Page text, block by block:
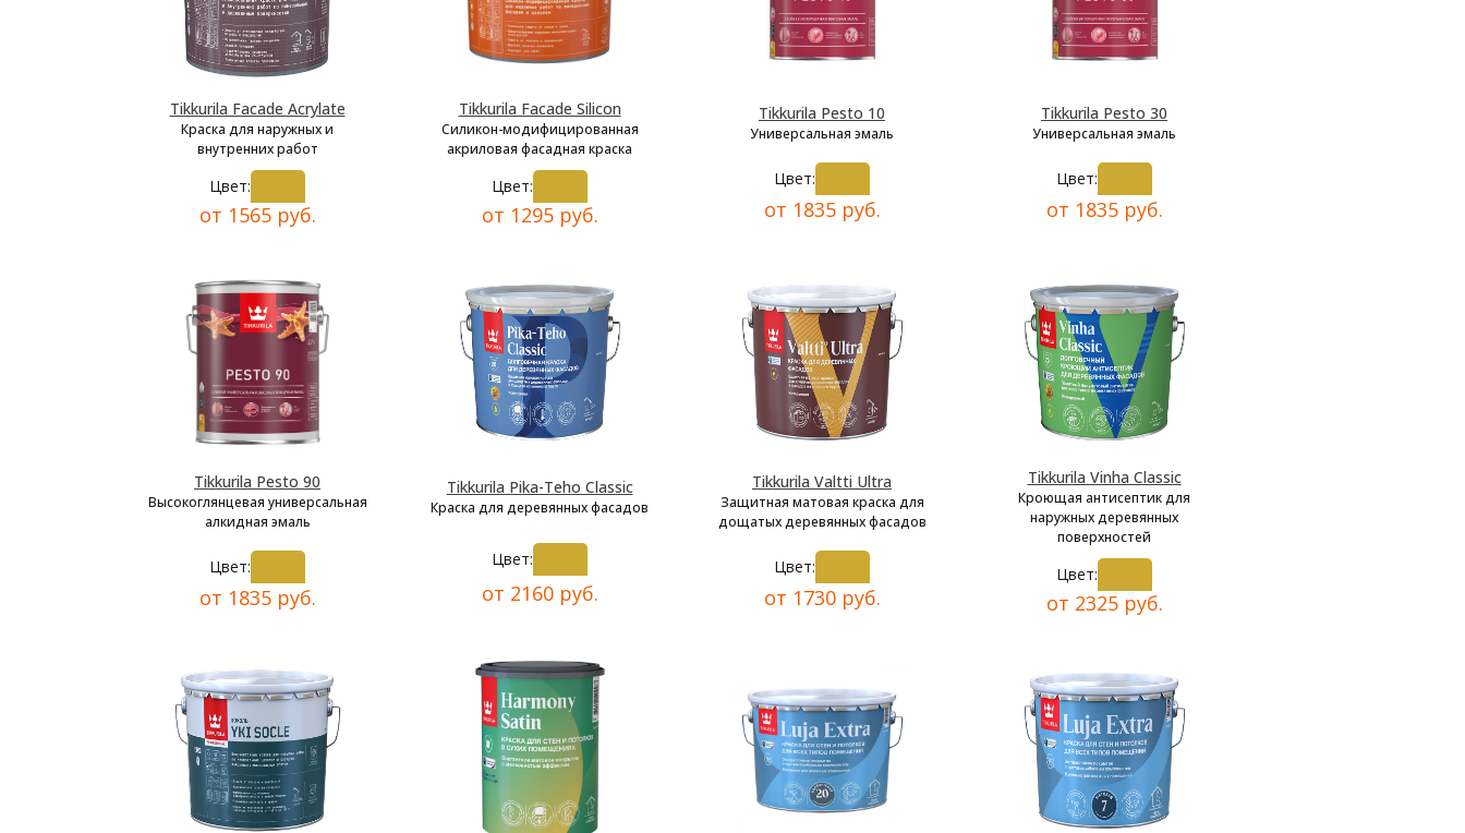
Tikkurila Facade Acrylate
Краска для наружных и
внутренних работ
Цвет:
от 1565 руб.
Tikkurila Facade Silicon
Силикон-модифицированная
акриловая фасадная краска
Цвет:
от 1295 руб.
Tikkurila Pesto 10
Универсальная эмаль
Цвет:
от 1835 руб.
Tikkurila Pesto 30
Универсальная эмаль
Цвет:
от 1835 руб.
Tikkurila Pesto 90
Высокоглянцевая универсальная
алкидная эмаль
Цвет:
от 1835 руб.
Tikkurila Pika-Teho Classic
Краска для деревянных фасадов
Цвет:
от 2160 руб.
Tikkurila Valtti Ultra
Защитная матовая краска для
дощатых деревянных фасадов
Цвет:
от 1730 руб.
Tikkurila Vinha Classic
Кроющая антисептик для
наружных деревянных
поверхностей
Цвет:
от 2325 руб.